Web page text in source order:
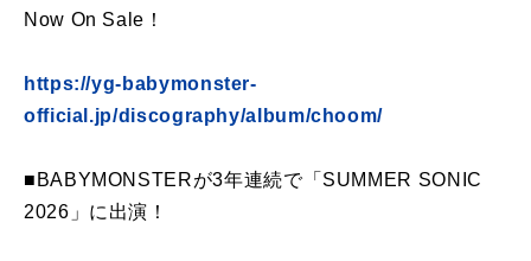
Now On Sale！
https://yg-babymonster-
official.jp/discography/album/choom/
■BABYMONSTERが3年連続で「SUMMER SONIC
2026」に出演！